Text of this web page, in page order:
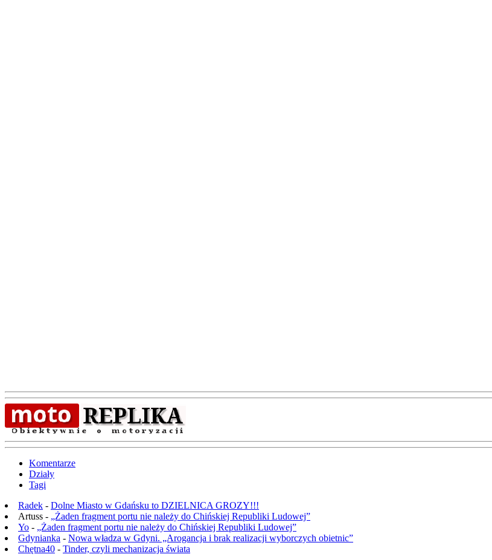
Komentarze
Działy
Tagi
Radek - Dolne Miasto w Gdańsku to DZIELNICA GROZY!!!
Artuss - „Żaden fragment portu nie należy do Chińskiej Republiki Ludowej”
Yo - „Żaden fragment portu nie należy do Chińskiej Republiki Ludowej”
Gdynianka - Nowa władza w Gdyni. „Arogancja i brak realizacji wyborczych obietnic”
Chętna40 - Tinder, czyli mechanizacja świata